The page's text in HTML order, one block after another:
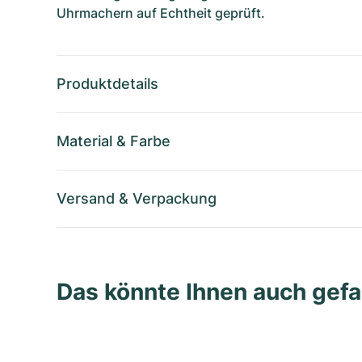
Uhrmachern auf Echtheit geprüft.
Produktdetails
Material & Farbe
Versand & Verpackung
Das könnte Ihnen auch